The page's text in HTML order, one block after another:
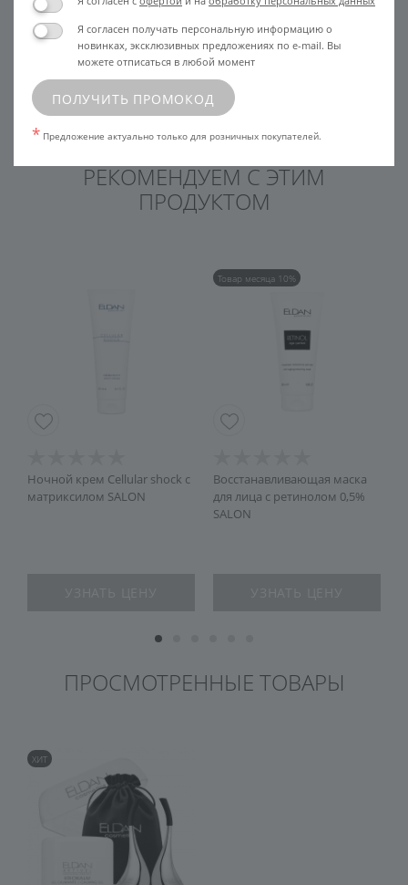
использованием охладите
палочки в чаше со льдом
скользили по коже
РЕКОМЕНДУЕМ С ЭТИМ
ПРОДУКТОМ
Ночной крем Сellular shock с
матриксилом SALON
Товар месяца 10%
Восстанавливающая маска
для лица с ретинолом 0,5%
SALON
ПРОСМОТРЕННЫЕ ТОВАРЫ
ХИТ
Я согласен получать персональную информацию о
новинках, эксклюзивных предложениях по e-mail. Вы
можете отписаться в любой момент
ПОЛУЧИТЬ ПРОМОКОД
* Предложение актуально только для розничных покупателей.